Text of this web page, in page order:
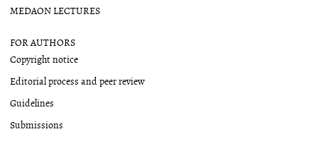
MEDAON LECTURES
FOR AUTHORS
Copyright notice
Editorial process and peer review
Guidelines
Submissions